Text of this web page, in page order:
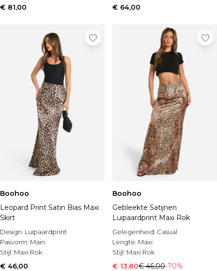
€ 81,00 € 64,00
Boohoo
Leopard Print Satin Bias Maxi
Skirt
Design: Luipaardprint
Pasvorm: Main
Stijl: Maxi Rok
€ 46,00
Boohoo
Gebleekte Satijnen
Luipaardprint Maxi Rok
Gelegenheid: Casual
Lengte: Maxi
Stijl: Maxi Rok
€ 13,80€ 46,00-70%